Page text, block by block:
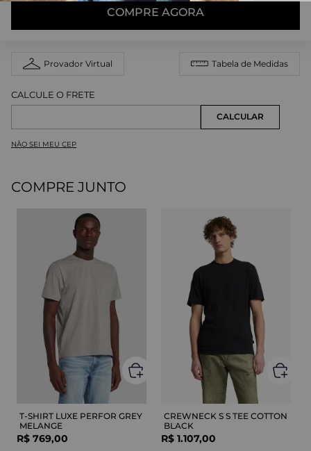
COMPRE AGORA
Provador Virtual Tabela de Medidas
NÃO SEI MEU CEP
COMPRE JUNTO
T-SHIRT LUXE PERFOR GREY
MELANGE
R$ 769,00
CREWNECK S S TEE COTTON
BLACK
R$ 1.107,00